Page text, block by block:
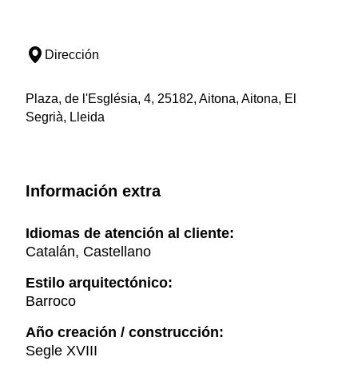
Dirección
Plaza, de l'Església, 4, 25182, Aitona, Aitona, El
Segrià, Lleida
Información extra
Idiomas de atención al cliente:
Catalán, Castellano
Estilo arquitectónico:
Barroco
Año creación / construcción:
Segle XVIII